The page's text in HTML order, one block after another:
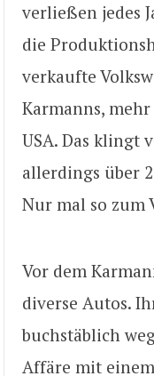
verließen jedes
die
verkaufte
Karmanns,
USA. Das klingt
allerdings über
Nur mal so zum
Vor dem
diverse Autos.
buchstäblich
Affäre mit